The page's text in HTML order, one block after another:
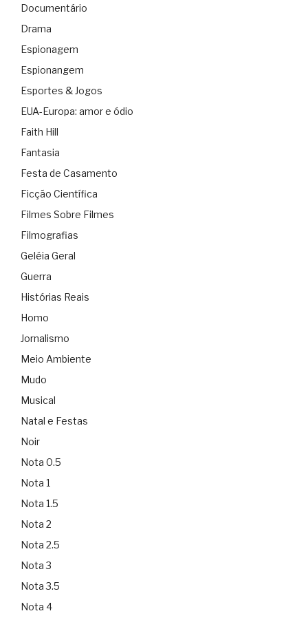
Documentário
Drama
Espionagem
Espionangem
Esportes & Jogos
EUA-Europa: amor e ódio
Faith Hill
Fantasia
Festa de Casamento
Ficção Científica
Filmes Sobre Filmes
Filmografias
Geléia Geral
Guerra
Histórias Reais
Homo
Jornalismo
Meio Ambiente
Mudo
Musical
Natal e Festas
Noir
Nota 0.5
Nota 1
Nota 1.5
Nota 2
Nota 2.5
Nota 3
Nota 3.5
Nota 4